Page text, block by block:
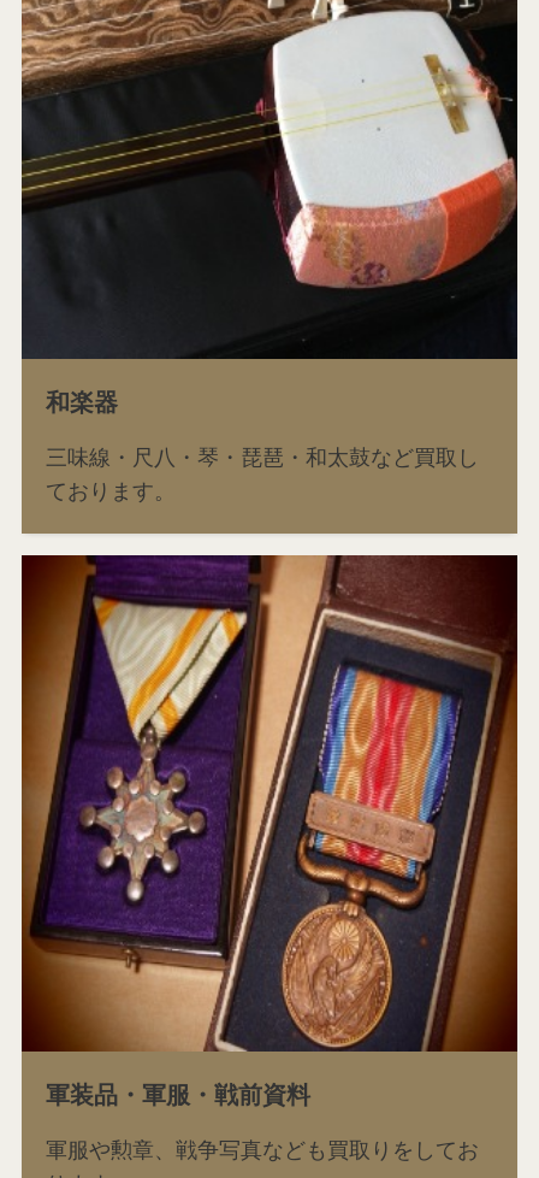
和楽器
三味線・尺八・琴・琵琶・和太鼓など買取し
ております。
軍装品・軍服・戦前資料
軍服や勲章、戦争写真なども買取りをしてお